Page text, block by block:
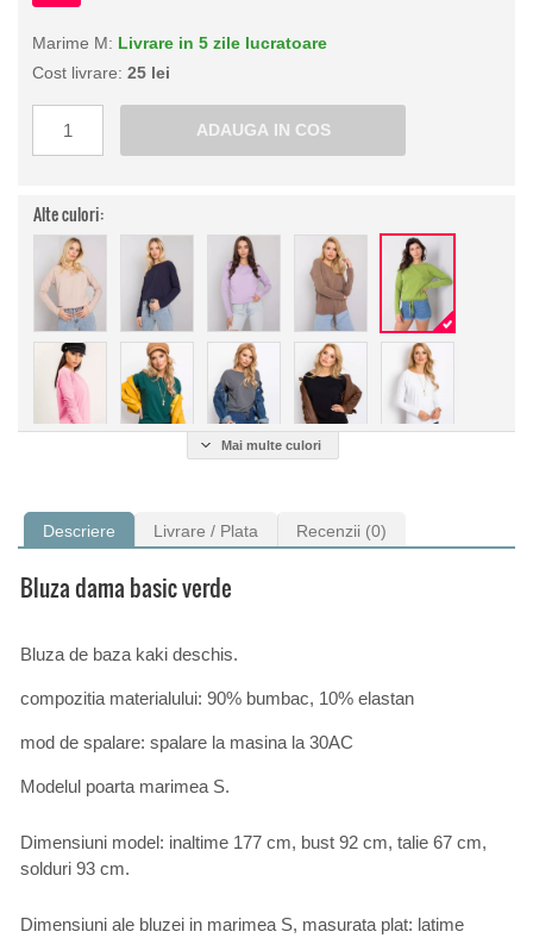
Marime M: Livrare in 5 zile lucratoare
Cost livrare: 25 lei
Alte culori:
Mai multe culori
Descriere Livrare / Plata Recenzii (0)
Bluza dama basic verde
Bluza de baza kaki deschis.
compozitia materialului: 90% bumbac, 10% elastan
mod de spalare: spalare la masina la 30AC
Modelul poarta marimea S.
Dimensiuni model: inaltime 177 cm, bust 92 cm, talie 67 cm,
solduri 93 cm.
Dimensiuni ale bluzei in marimea S, masurata plat: latime